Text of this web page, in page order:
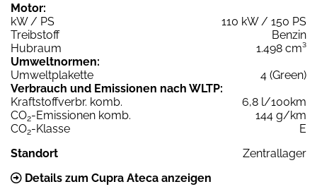
Motor:
kW / PS
110 kW / 150 PS
Treibstoff
Benzin
Hubraum
1.498 cm³
Umweltnormen:
Umweltplakette
4 (Green)
Verbrauch und Emissionen nach WLTP:
Kraftstoffverbr. komb.
6,8 l/100km
CO2-Emissionen komb.
144 g/km
CO2-Klasse
E
Standort
Zentrallager
Details zum Cupra Ateca anzeigen